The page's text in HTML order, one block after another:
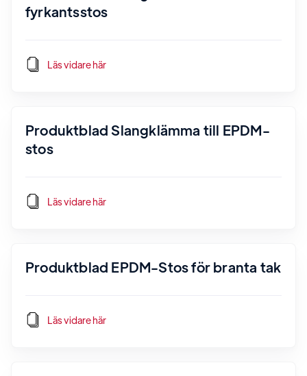
fyrkantsstos
Läs vidare här
Produktblad Slangklämma till EPDM-
stos
Läs vidare här
Produktblad EPDM-Stos för branta tak
Läs vidare här